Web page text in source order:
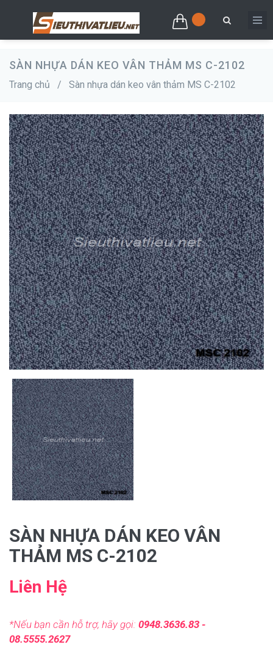
SÀN NHỰA DÁN KEO VÂN THẢM MS C-2102
Trang chủ / Sàn nhựa dán keo vân thảm MS C-2102
SÀN NHỰA DÁN KEO VÂN
THẢM MS C-2102
Liên Hệ
*Nếu bạn cần hỗ trợ, hãy gọi: 0948.3636.83 -
08.5555.2627